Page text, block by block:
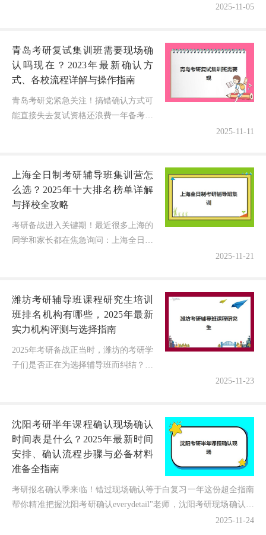
选对秋季班直接关系到复习效率和上岸结果！作为一名深...2025-11-05
青岛考研复试集训班需要现场确
认吗现在？2023年最新确认方
式、各校流程详解与操作指南
青岛考研党紧急关注！搞错确认方式可
能直接失去复试资格还浪费一年备考心
2025-11-11
上海全日制考研辅导班集训营怎
么选？2025年十大排名榜单详解
与择校全攻略
考研备战进入关键期！最近很多上海的
同学和家长都在焦急询问：上海全日制
2025-11-21
潍坊考研辅导班课程研究生培训
班排名机构有哪些，2025年最新
实力机构评测与选择指南
2025年考研备战正当时，潍坊的考研学
子们是否正在为选择辅导班而纠结？面
2025-11-23
沈阳考研半年课程确认现场确认
时间表是什么？2025年最新时间
安排、确认流程步骤与必备材料
准备全指南
考研报名确认季来临！错过现场确认等于白复习一年这份超全指南
帮你精准把握沈阳考研确认everydetail"老师，沈阳考研现场确认到
2025-11-24